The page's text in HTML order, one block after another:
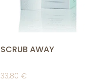
SCRUB AWAY
33,80 €